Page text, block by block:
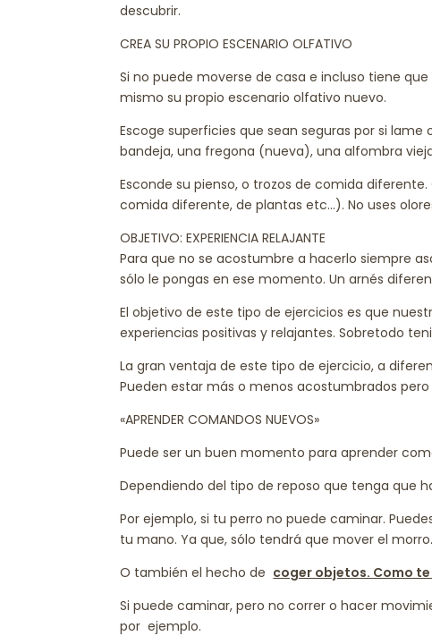
descubrir.
CREA SU PROPIO ESCENARIO OLFATIVO
Si no puede moverse de casa e incluso tiene
mismo su propio escenario olfativo nuevo.
Escoge superficies que sean seguras por si
bandeja, una fregona (nueva), una alfombra
Esconde su pienso, o trozos de comida
comida diferente, de plantas etc…). No uses
OBJETIVO: EXPERIENCIA RELAJANTE
Para que no se acostumbre a hacerlo siempre
sólo le pongas en ese momento. Un arnés
El objetivo de este tipo de ejercicios es que
experiencias positivas y relajantes. Sobretodo
La gran ventaja de este tipo de ejercicio, a
Pueden estar más o menos acostumbrados pero
«APRENDER COMANDOS NUEVOS»
Puede ser un buen momento para aprender
Dependiendo del tipo de reposo que tenga que
Por ejemplo, si tu perro no puede caminar.
tu mano. Ya que, sólo tendrá que mover el morro.
O también el hecho de coger objetos. Como
Si puede caminar, pero no correr o hacer
por ejemplo.